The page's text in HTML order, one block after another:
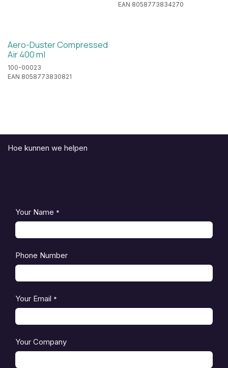
EAN 8058773834270
Aero-Duster Compressed
Air 400 ml
100-00023
EAN 8058773830821
Hoe kunnen we helpen
Your Name *
Phone Number
Your Email *
Your Company